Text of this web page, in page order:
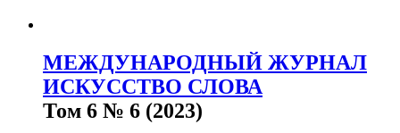
МЕЖДУНАРОДНЫЙ ЖУРНАЛ
ИСКУССТВО СЛОВА
Том 6 № 6 (2023)